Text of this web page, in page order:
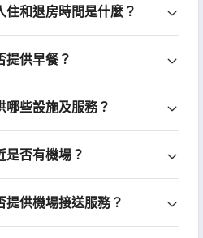
和退房時間是什麼？
提供早餐？
些設施及服務？
是否有機場？
供機場接送服務？